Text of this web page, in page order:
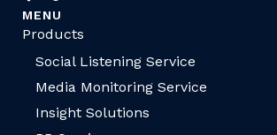
MENU
Products
Social Listening Service
Media Monitoring Service
Insight Solutions